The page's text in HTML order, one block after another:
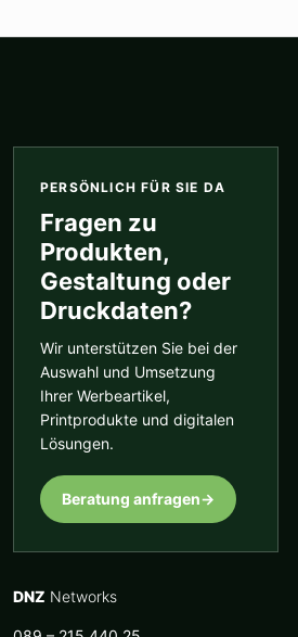
PERSÖNLICH FÜR SIE DA
Fragen zu
Produkten,
Gestaltung oder
Druckdaten?
Wir unterstützen Sie bei der
Auswahl und Umsetzung
Ihrer Werbeartikel,
Printprodukte und digitalen
Lösungen.
Beratung anfragen→
DNZ Networks